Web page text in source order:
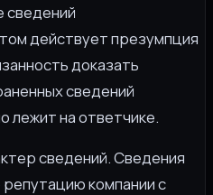
сведений
действует презумпция
доказать
сведений
лежит на ответчике.
сведений. Сведения
компании с